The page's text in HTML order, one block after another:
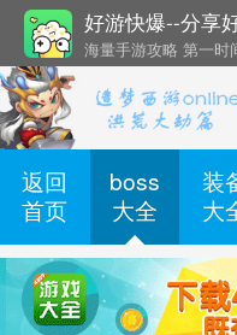
好游快爆--分享
海量手游攻略 第一时
还有几十款实用辅助
返回
首页
boss
大全
装
大